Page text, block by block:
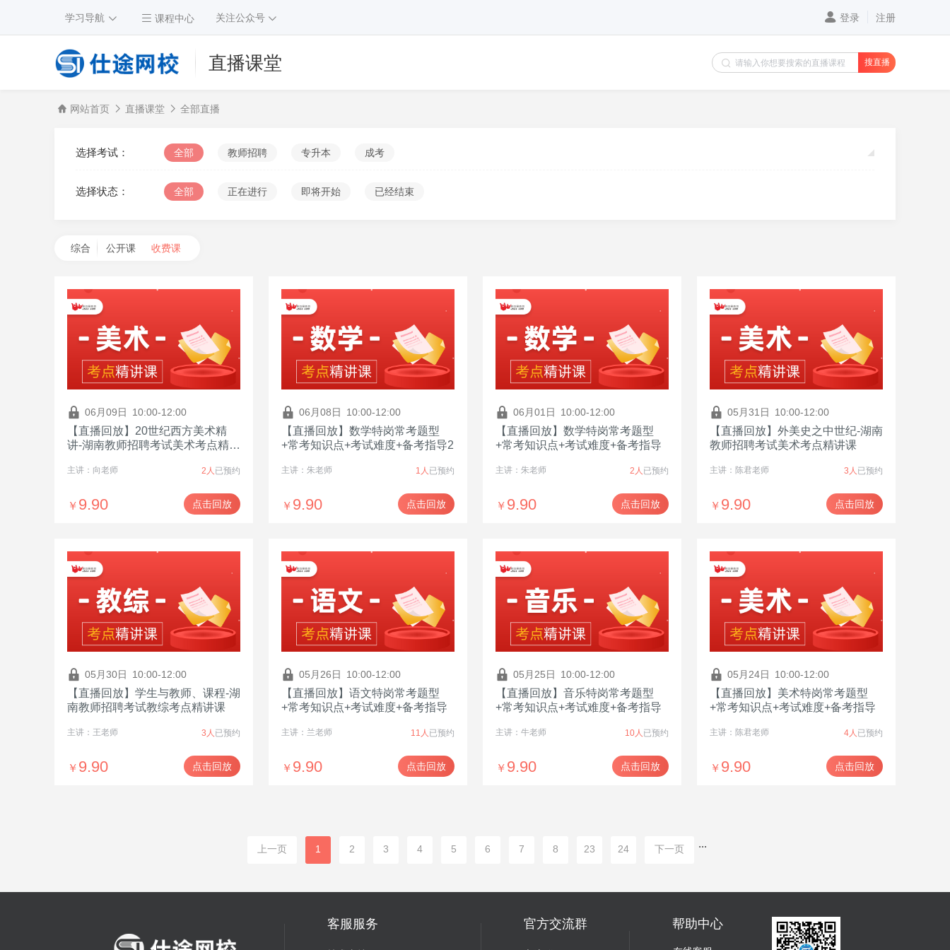
学习导航 课程中心 关注公众号 登录 注册
直播课堂 搜直播
网站首页 直播课堂 全部直播
选择考试： 全部 教师招聘 专升本 成考
选择状态： 全部 正在进行 即将开始 已经结束
综合 公开课 收费课
06月09日 10:00-12:00
【直播回放】20世纪西方美术精
讲-湖南教师招聘考试美术考点精讲
主讲：向老师 2人 已预约
￥ 9.90 点击回放
06月08日 10:00-12:00
【直播回放】数学特岗常考题型
+常考知识点+考试难度+备考指导2
主讲：朱老师 1人 已预约
￥ 9.90 点击回放
06月01日 10:00-12:00
【直播回放】数学特岗常考题型
+常考知识点+考试难度+备考指导
主讲：朱老师 2人 已预约
￥ 9.90 点击回放
05月31日 10:00-12:00
【直播回放】外美史之中世纪-湖南
教师招聘考试美术考点精讲课
主讲：陈君老师 3人 已预约
￥ 9.90 点击回放
05月30日 10:00-12:00
【直播回放】学生与教师、课程-湖
南教师招聘考试教综考点精讲课
主讲：王老师 3人 已预约
￥ 9.90 点击回放
05月26日 10:00-12:00
【直播回放】语文特岗常考题型
+常考知识点+考试难度+备考指导
主讲：兰老师 11人 已预约
￥ 9.90 点击回放
05月25日 10:00-12:00
【直播回放】音乐特岗常考题型
+常考知识点+考试难度+备考指导
主讲：牛老师 10人 已预约
￥ 9.90 点击回放
05月24日 10:00-12:00
【直播回放】美术特岗常考题型
+常考知识点+考试难度+备考指导
主讲：陈君老师 4人 已预约
￥ 9.90 点击回放
上一页 1 2 3 4 5 6 7 8 ...
23 24 下一页
客服服务 官方交流群 帮助中心